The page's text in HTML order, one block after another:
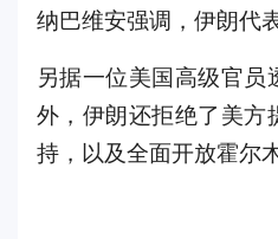
纳巴维安强调，伊朗代
另据一位美国高级官
外，伊朗还拒绝了美方
持，以及全面开放霍尔